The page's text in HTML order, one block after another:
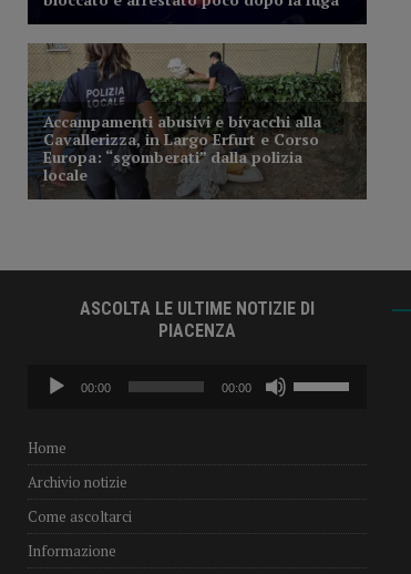
ASCOLTA LE ULTIME NOTIZIE DI
PIACENZA
Audio
Player
00:00 00:00
i
su/giù
o
Home
Archivio notizie
Come ascoltarci
Informazione